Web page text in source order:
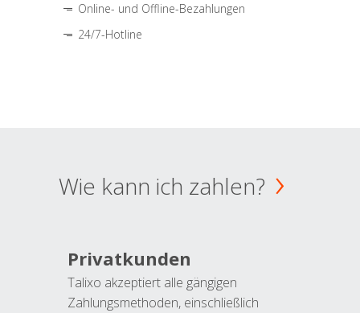
Online- und Offline-Bezahlungen
24/7-Hotline
Wie kann ich zahlen?
Privatkunden
Talixo akzeptiert alle gängigen
Zahlungsmethoden, einschließlich